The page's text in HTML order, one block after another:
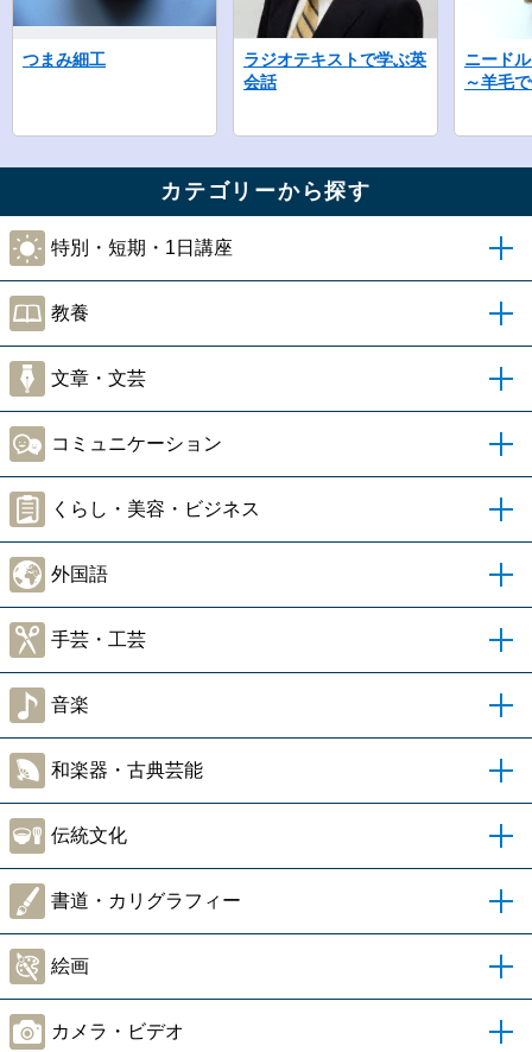
つまみ細工
ラジオテキストで学ぶ英
会話
ニード
～羊毛
カテゴリーから探す
特別・短期・1日講座
教養
文章・文芸
コミュニケーション
くらし・美容・ビジネス
外国語
手芸・工芸
音楽
和楽器・古典芸能
伝統文化
書道・カリグラフィー
絵画
カメラ・ビデオ